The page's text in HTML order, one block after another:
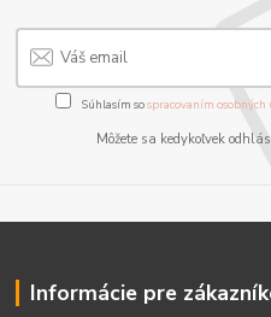
Súhlasím sospracovaním osobných
Môžete sa kedykoľvek
Informácie pre